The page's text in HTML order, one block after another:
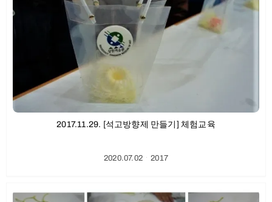
2017.11.29. [석고방향제 만들기] 체험교육
2020.07.02ㆍ2017